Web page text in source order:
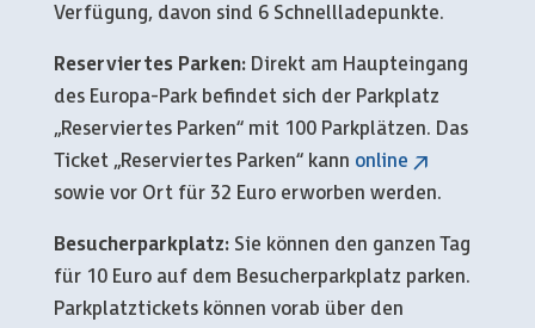
Verfügung, davon sind 6 Schnellladepunkte.
Reserviertes Parken:Direkt am Haupteingang
des Europa-Park befindet sich der Parkplatz
„Reserviertes Parken“ mit 100 Parkplätzen. Das
Ticket „Reserviertes Parken“ kann online
sowie vor Ort für 32 Euro erworben werden.
Besucherparkplatz:Sie können den ganzen Tag
für 10 Euro auf dem Besucherparkplatz parken.
Parkplatztickets können vorab über den